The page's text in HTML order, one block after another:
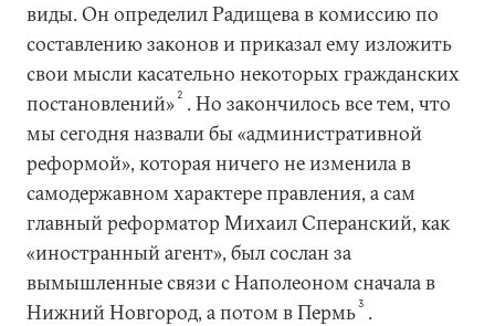
виды. Он определил Радищева в комиссию по
составлению законов и приказал ему изложить
свои мысли касательно некоторых гражданских
постановлений» 2 . Но закончилось все тем, что
мы сегодня назвали бы «административной
реформой», которая ничего не изменила в
самодержавном характере правления, а сам
главный реформатор Михаил Сперанский, как
«иностранный агент», был сослан за
вымышленные связи с Наполеоном сначала в
Нижний Новгород, а потом в Пермь3 .